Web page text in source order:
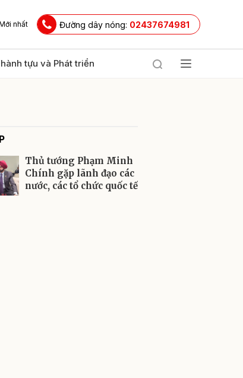
nhất Đường dây nóng: 02437674981
tựu và Phát triển
Thủ tướng Phạm Minh
Chính gặp lãnh đạo các
nước, các tổ chức quốc tế